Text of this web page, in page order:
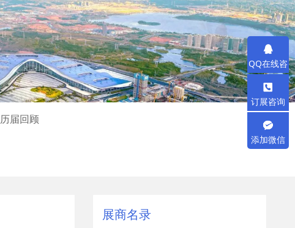
历届回顾
展商名录
QQ在线咨
询
订展咨询
热线
添加微信